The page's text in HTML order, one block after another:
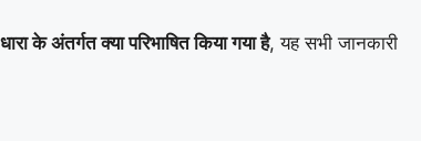
के अंतर्गत क्या परिभाषित किया गया है, यह सभी जानकारी